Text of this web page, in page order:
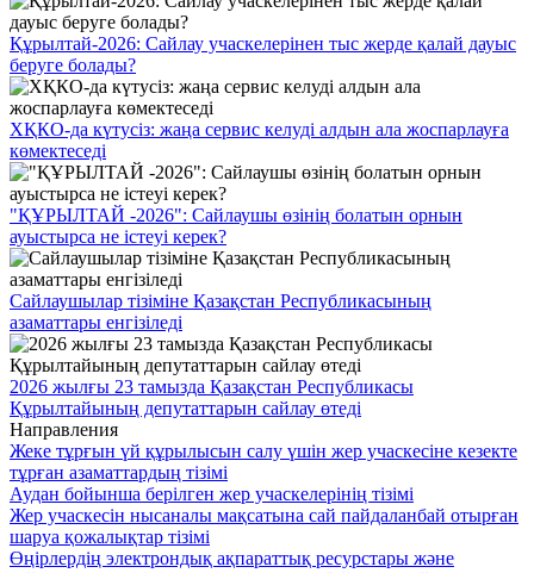
Құрылтай-2026: Сайлау учаскелерінен тыс жерде қалай дауыс
беруге болады?
ХҚКО-да күтусіз: жаңа сервис келуді алдын ала жоспарлауға
көмектеседі
"ҚҰРЫЛТАЙ -2026": Сайлаушы өзінің болатын орнын
ауыстырса не істеуі керек?
Сайлаушылар тізіміне Қазақстан Республикасының
азаматтары енгізіледі
2026 жылғы 23 тамызда Қазақстан Республикасы
Құрылтайының депутаттарын сайлау өтеді
Направления
Жеке тұрғын үй құрылысын салу үшін жер учаскесіне кезекте
тұрған азаматтардың тізімі
Аудан бойынша берілген жер учаскелерінің тізімі
Жер учаскесін нысаналы мақсатына сай пайдаланбай отырған
шаруа қожалықтар тізімі
Өңірлердің электрондық ақпараттық ресурстары және